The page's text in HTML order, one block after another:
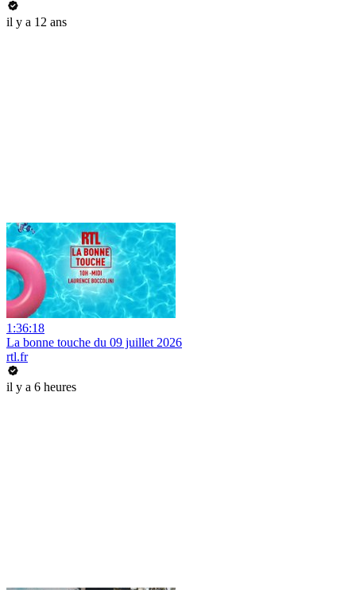
il y a 12 ans
1:36:18
La bonne touche du 09 juillet 2026
rtl.fr
il y a 6 heures